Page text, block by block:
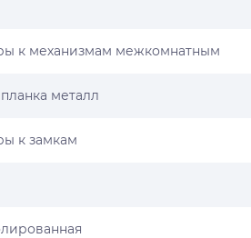
к механизмам межкомнатным
металл
к замкам